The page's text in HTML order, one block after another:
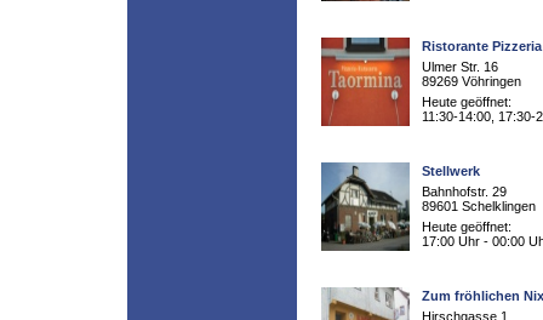
Ristorante
Ulmer Str. 16
89269 Vöhringen
Heute geöffnet:
11:30-14:00, 17:30-
Stellwerk
Bahnhofstr. 29
89601 Schelklingen
Heute geöffnet:
17:00 Uhr - 00:00
Zum fröhlichen Nix
Hirschgasse 1